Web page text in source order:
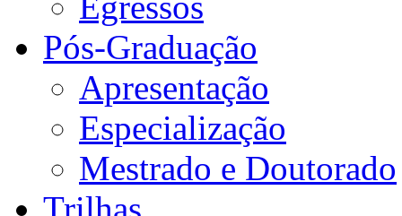
Pós-Graduação
Apresentação
Especialização
Mestrado e Doutorado
Trilhas